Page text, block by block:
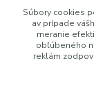
info@ipapier.sk
Súbory cookies
av prípade
meranie
obľúbeného
reklám